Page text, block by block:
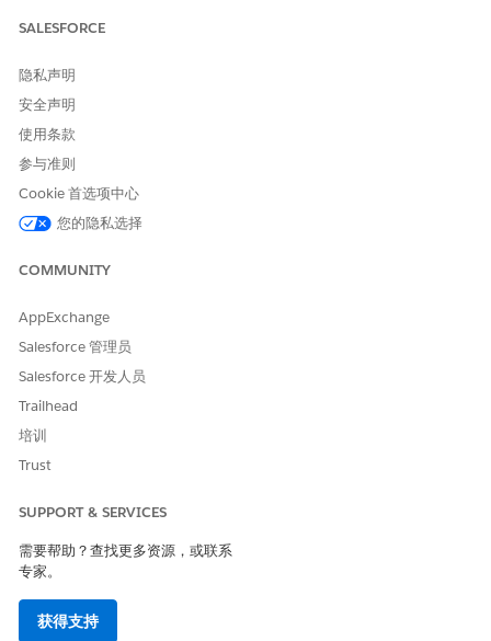
规则的配置。在这种情况下，在走访、非工作时间和假期期间，
选择要应用休假区域规则的简档。要将规则应用于组织中的所有
简档，请选择
选择要为其设置参数的规则。
选择现有规则以更新其参数。
选择
要创建新规则及其参数，选择
称。
默认规则确定是否可在事件期间创建休假条目。它适用于所有关
要覆盖特定 TOT 类型的默认规则，请更新相应行中事件的值。
如果不选择值，默认规则会应用到事件的 TOT 类型。
保存更改。
SALESFORCE
隐私声明
安全声明
使用条款
参与准则
Cookie 首选项中心
您的隐私选择
COMMUNITY
AppExchange
Salesforce 管理员
Salesforce 开发人员
Trailhead
培训
Trust
SUPPORT & SERVICES
需要帮助？查找更多资源，或联系
专家。
获得支持